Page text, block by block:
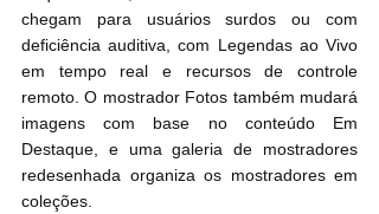
chegam para usuários surdos ou com
deficiência auditiva, com Legendas ao Vivo
em tempo real e recursos de controle
remoto. O mostrador Fotos também mudará
imagens com base no conteúdo Em
Destaque, e uma galeria de mostradores
redesenhada organiza os mostradores em
coleções.